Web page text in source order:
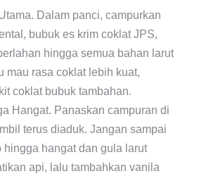
Dalam panci, campurkan
bubuk es krim coklat JPS,
hingga semua bahan larut
mau rasa coklat lebih kuat,
coklat bubuk tambahan.
Hangat. Panaskan campuran di
terus diaduk. Jangan sampai
hingga hangat dan gula larut
api, lalu tambahkan vanila